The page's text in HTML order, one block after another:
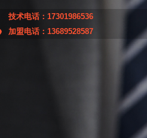
技术电话：17301986536
加盟电话：13689528587